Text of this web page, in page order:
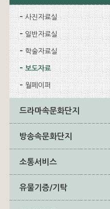
사진자료실
일반자료실
학술자료실
보도자료
월페이퍼
드라마속문화단지
방송속문화단지
소통서비스
유물기증/기탁